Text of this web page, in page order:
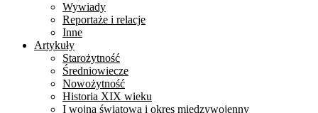
Wywiady
Reportaże i relacje
Inne
Artykuły
Starożytność
Średniowiecze
Nowożytność
Historia XIX wieku
I wojna światowa i okres międzywojenny